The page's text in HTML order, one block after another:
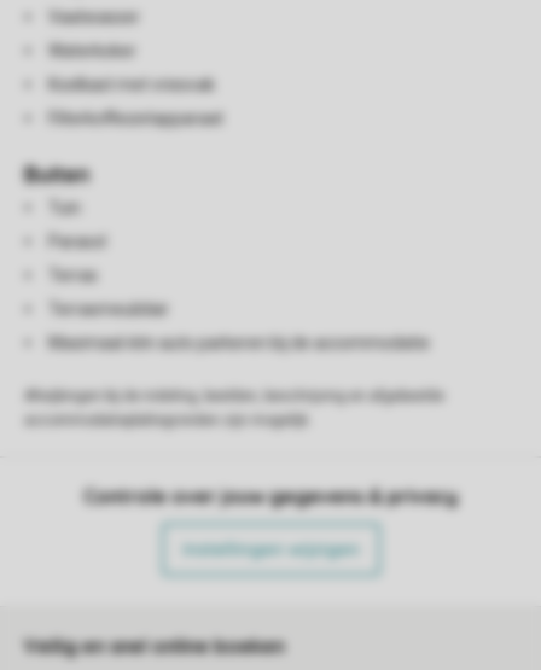
Vaatwasser
Waterkoker
Koelkast met vriesvak
Filterkoffiezetapparaat
Buiten
Tuin
Parasol
Terras
Terrasmeubilair
Maximaal één auto parkeren bij de accommodatie
Controle over jouw gegevens & privacy
Instellingen wijzigen
Veilig en snel online boeken